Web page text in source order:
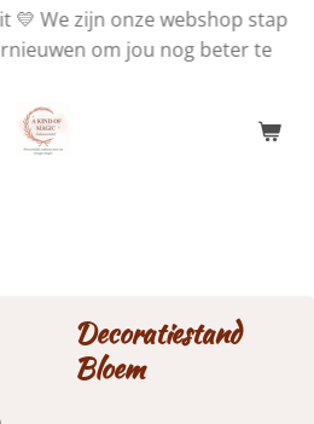
💛 We zijn onze webshop stap
om jou nog beter te
Decoratiestand
Bloem